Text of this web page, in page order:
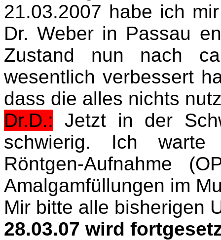
21.03.2007 habe ich
Dr. Weber in Passau
Zustand nun nach
wesentlich verbessert
dass die alles nichts
Dr.D.: Jetzt in der
schwierig. Ich warte
Röntgen-Aufnahme
Amalgamfüllungen im
Mir bitte alle bisherigen
28.03.07 wird